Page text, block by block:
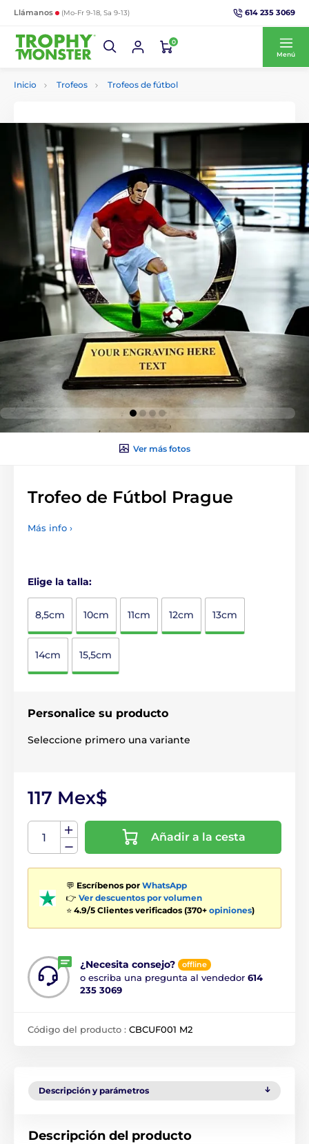
Llámanos (Mo-Fr 9-18, Sa 9-13) 614 235 3069
0
Menú
Inicio Trofeos Trofeos de fútbol
Ver más fotos
Trofeo de Fútbol Prague
Más info ›
Elige la talla:
8,5cm 10cm 11cm 12cm 13cm
14cm 15,5cm
Personalice su producto
Seleccione primero una variante
117 Mex$
Añadir a la cesta
💬 Escríbenos por WhatsApp
👉 Ver descuentos por volumen
⭐ 4.9/5 Clientes verificados (370+ opiniones)
¿Necesita consejo? offline
o escriba una pregunta al vendedor 614
235 3069
Código del producto : CBCUF001 M2
Descripción y parámetros
Descripción del producto